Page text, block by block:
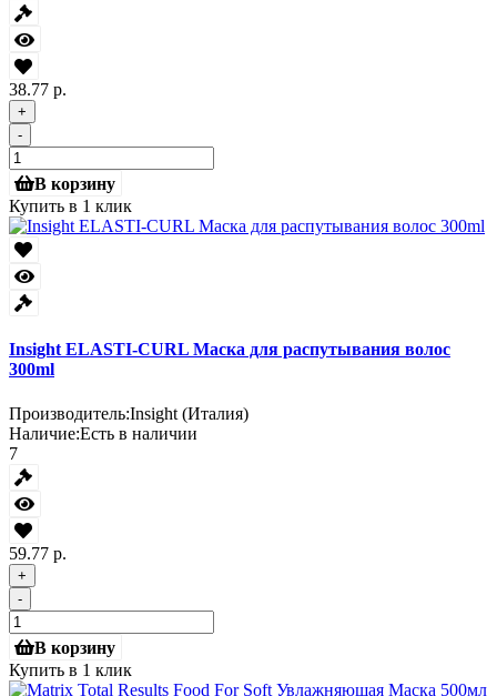
38.77 р.
+
-
В корзину
Купить в 1 клик
Insight ELASTI-CURL Маска для распутывания волос
300ml
Производитель:Insight (Италия)
Наличие:Есть в наличии
7
59.77 р.
+
-
В корзину
Купить в 1 клик